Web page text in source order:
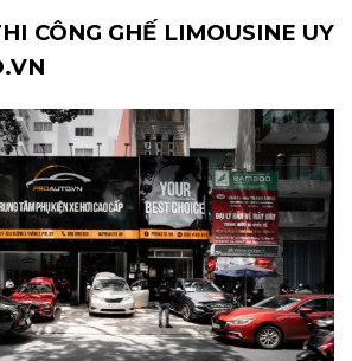
CÔNG GHẾ LIMOUSINE UY